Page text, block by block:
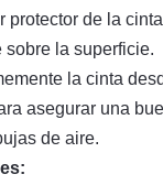
protector de la
sobre la superficie.
la cinta
asegurar una
de aire.